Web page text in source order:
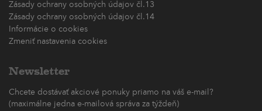
Zásady ochrany osobných údajov čl.13
Zásady ochrany osobných údajov čl.14
Informácie o cookies
Zmeniť nastavenia cookies
Newsletter
Chcete dostávať akciové ponuky priamo na váš e-mail?
(maximálne jedna e-mailová správa za týždeň)